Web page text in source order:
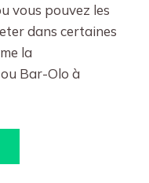
vous pouvez les
dans certaines
la
Bar-Olo à